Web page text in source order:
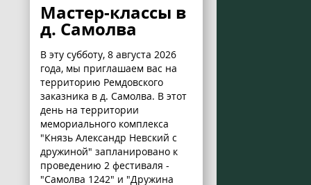
Мастер-классы в
д. Самолва
В эту субботу, 8 августа 2026
года, мы приглашаем вас на
территорию Ремдовского
заказника в д. Самолва. В этот
день на территории
мемориального комплекса
"Князь Александр Невский с
дружиной" запланировано к
проведению 2 фестиваля -
"Самолва 1242" и "Дружина